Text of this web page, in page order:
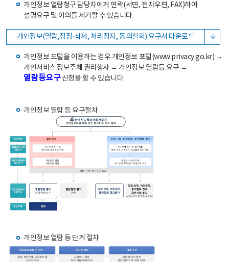
개인정보 열람청구 담당자에게 연락(서면, 전자우편, FAX)하여
설명요구 및 이의를 제기할 수 있습니다.
개인정보(열람,정정·삭제, 처리정지, 동의철회) 요구서 다운로드
개인정보 포털을 이용하는 경우 개인정보 포털(www.privacy.go.kr) →
개인서비스 정보주체 권리행사 → 개인정보 열람등 요구 →
열람등요구신청을 할 수 있습니다.
개인정보 열람 등 요구절차
개인정보 열람 등 단계 절차